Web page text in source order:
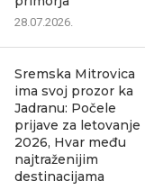
28.07.2026.
Sremska Mitrovica
ima svoj prozor ka
Jadranu: Počele
prijave za letovanje
2026, Hvar među
najtraženijim
destinacijama